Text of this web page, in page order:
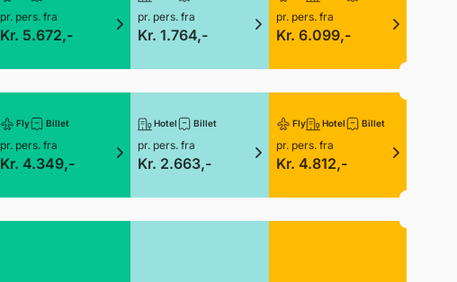
pr. pers. fra
Kr. 5.672,-
pr. pers. fra
Kr. 1.764,-
pr. pers. fra
Kr. 6.099,-
Fly Billet
pr. pers. fra
Kr. 4.349,-
Hotel Billet
pr. pers. fra
Kr. 2.663,-
Fly Hotel Billet
pr. pers. fra
Kr. 4.812,-